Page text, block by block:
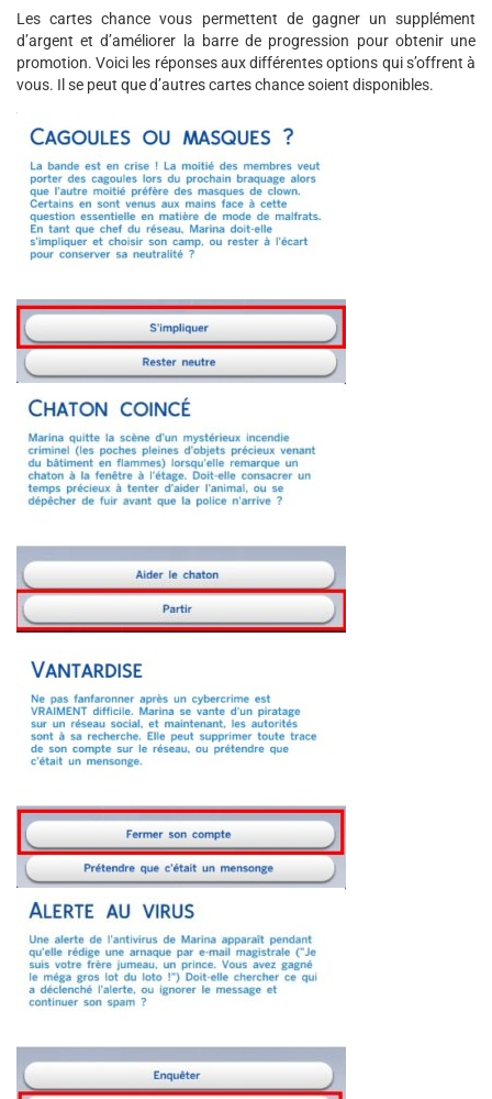
Les cartes chance vous permettent de gagner un supplément
d’argent et d’améliorer la barre de progression pour obtenir une
promotion. Voici les réponses aux différentes options qui s’offrent à
vous. Il se peut que d’autres cartes chance soient disponibles.